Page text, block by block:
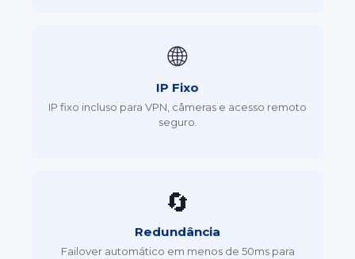
🌐
IP Fixo
IP fixo incluso para VPN, câmeras e acesso remoto
seguro.
🔄
Redundância
Failover automático em menos de 50ms para